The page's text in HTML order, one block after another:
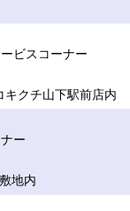
ビスコーナー
クチ山下駅前店内
ー
地内